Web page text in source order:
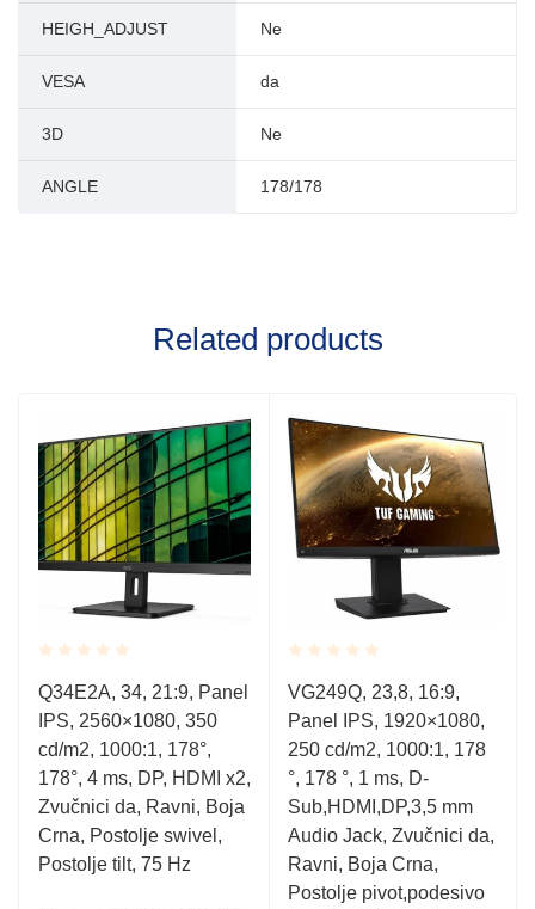
HEIGH_ADJUST Ne
VESA da
3D Ne
ANGLE 178/178
Related products
Rated
0.001
out
5
Q34E2A, 34, 21:9, Panel
IPS, 2560×1080, 350
cd/m2, 1000:1, 178°,
178°, 4 ms, DP, HDMI x2,
Zvučnici da, Ravni, Boja
Crna, Postolje swivel,
Postolje tilt, 75 Hz
Rated
0.001
out
of
5
VG249Q, 23,8, 16:9,
Panel IPS, 1920×1080,
250 cd/m2, 1000:1, 178
°, 178 °, 1 ms, D-
Sub,HDMI,DP,3,5 mm
Audio Jack, Zvučnici da,
Ravni, Boja Crna,
Postolje pivot,podesivo